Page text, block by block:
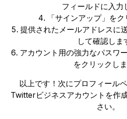
フィールドに入力
「サインアップ」をク
提供されたメールアドレスに
して確認しま
アカウント用の強力なパスワ
をクリックしま
以上です！次にプロフィール
Twitterビジネスアカウントを作
さい。